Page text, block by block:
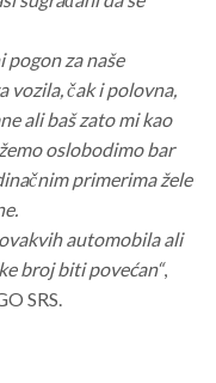
za naše
vozila, čak i polovna,
ali baš zato mi kao
oslobodimo bar
primerima žele
automobila ali
broj biti povećan“,
SRS.